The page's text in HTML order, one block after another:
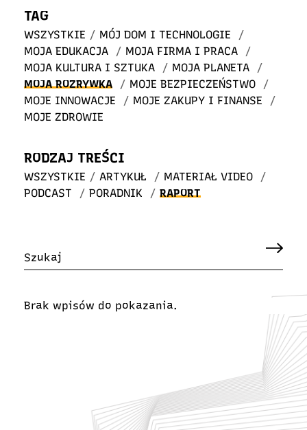
TAG
WSZYSTKIE / MÓJ DOM I TECHNOLOGIE
/
MOJA EDUKACJA
/ MOJA FIRMA I PRACA
/
MOJA KULTURA I SZTUKA
/ MOJA PLANETA
/
MOJA ROZRYWKA
/ MOJE BEZPIECZEŃSTWO
/
MOJE INNOWACJE
/ MOJE ZAKUPY I FINANSE
/
MOJE ZDROWIE
RODZAJ TREŚCI
WSZYSTKIE / ARTYKUŁ / MATERIAŁ VIDEO
/
PODCAST
/ PORADNIK / RAPORT
Brak wpisów do pokazania.